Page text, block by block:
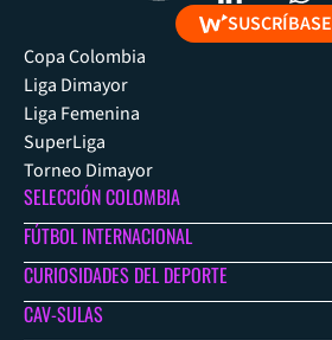
SUSCRÍBASE
Copa Colombia
Liga Dimayor
Liga Femenina
SuperLiga
Torneo Dimayor
SELECCIÓN COLOMBIA
FÚTBOL INTERNACIONAL
CURIOSIDADES DEL DEPORTE
CAV-SULAS